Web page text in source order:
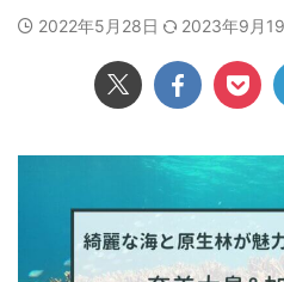
2022年5月28日 2023年9月